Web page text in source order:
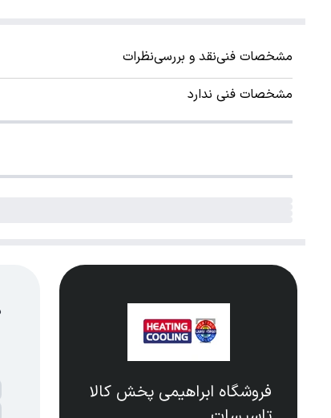
مشخصات فنینقد و بررسینظرات
مشخصات فنی ندارد
فروشگاه ابراهیمی پخش کالا